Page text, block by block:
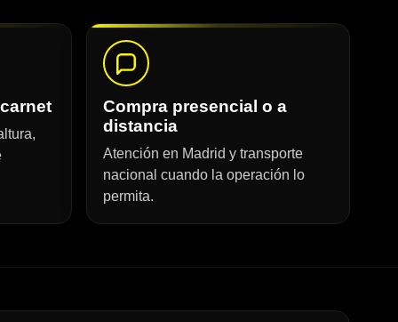
Compra presencial o a
distancia
Atención en Madrid y transporte
nacional cuando la operación lo
permita.